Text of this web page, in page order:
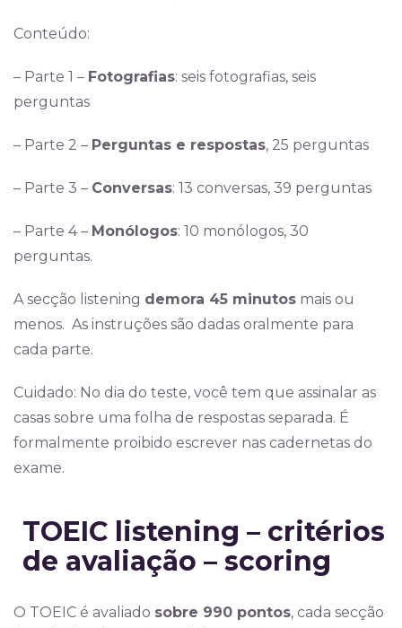
Conteúdo:
– Parte 1 – Fotografias: seis fotografias, seis
perguntas
– Parte 2 – Perguntas e respostas, 25 perguntas
– Parte 3 – Conversas: 13 conversas, 39 perguntas
– Parte 4 – Monólogos: 10 monólogos, 30
perguntas.
A secção listening demora 45 minutos mais ou
menos. As instruções são dadas oralmente para
cada parte.
Cuidado: No dia do teste, você tem que assinalar as
casas sobre uma folha de respostas separada. É
formalmente proibido escrever nas cadernetas do
exame.
TOEIC listening – critérios
de avaliação – scoring
O TOEIC é avaliado sobre 990 pontos, cada secção